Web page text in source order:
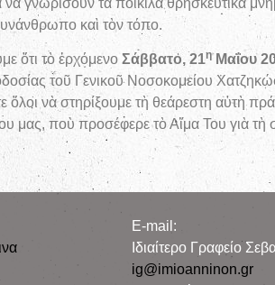
καὶ τὸν τόπο.
ὅτι τὸ ἐρχόμενο Σάββατο, 21ηΜαΐου
τοῦ Γενικοῦ Νοσοκομείου
ὅλοι νὰ στηρίξουμε τὴ θεάρεστη αὐτὴ
μας, ποὺ προσέφερε τὸ Αἵμα Του γιὰ
E-mail:
Iδιαίτερο Γραφείο
ig@imioanninon.gr